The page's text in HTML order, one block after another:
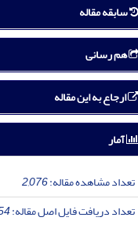
سابقه مقاله
هم رسانی
ارجاع به این مقاله
آمار
تعداد مشاهده مقاله:2,076
تعداد دریافت فایل اصل مقاله: